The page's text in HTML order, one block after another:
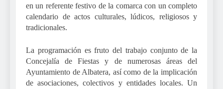
en un referente festivo de la comarca con un completo
calendario de actos culturales, lúdicos, religiosos y
tradicionales.
La programación es fruto del trabajo conjunto de la
Concejalía de Fiestas y de numerosas áreas del
Ayuntamiento de Albatera, así como de la implicación
de asociaciones, colectivos y entidades locales. Un